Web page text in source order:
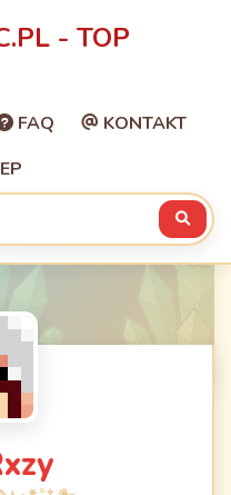
- TOP
FAQ
KONTAKT